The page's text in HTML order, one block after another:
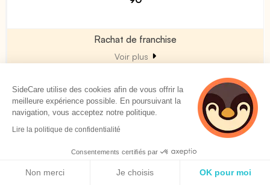
Rachat de franchise
Voir plus
Non
Garanties Décès / PTIA
SideCare utilise des cookies afin de vous offrir la
meilleure expérience possible. En poursuivant la
navigation, vous acceptez notre politique.
Lire la politique de confidentialité
Consentements certifiés par
Non merci Je choisis OK pour moi